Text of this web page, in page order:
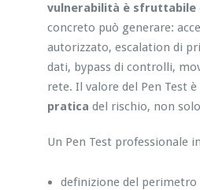
vulnerabilità è sfruttabile
concreto può generare:
autorizzato, escalation di
dati, bypass di controlli,
rete. Il valore del Pen Test è
pratica del rischio, non
Un Pen Test professionale
definizione del perimetro